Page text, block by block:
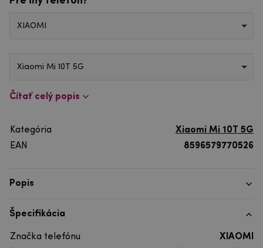
XIAOMI
Xiaomi Mi 10T 5G
Čítať celý popis
Kategória
Xiaomi Mi 10T 5G
EAN
8596579770526
Popis
Špecifikácia
Značka telefónu
XIAOMI